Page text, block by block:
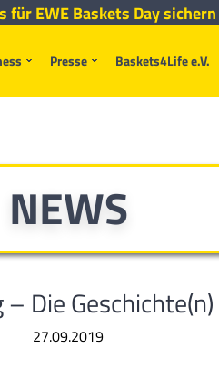
Presse Baskets4Life e.V.
für EWE Baskets Day sichern
NEWS
Die
27.09.2019